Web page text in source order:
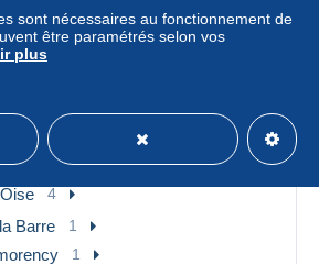
Saint Denis 1
1
4
Barre 1
1
sont nécessaires au fonctionnement de
être paramétrés selon vos
plus